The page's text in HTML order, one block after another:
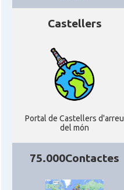
Castellers
Portal de Castellers d'arreu
del món
75.000Contactes